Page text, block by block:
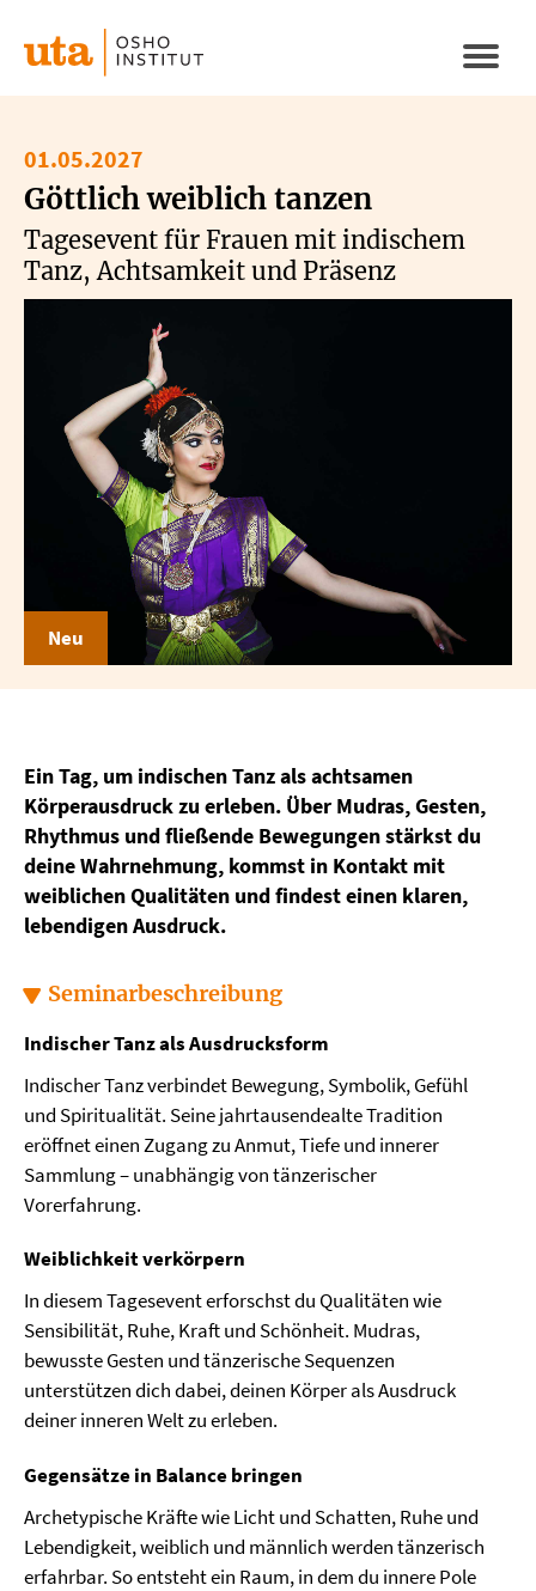
zum
Inhalt
01.05.2027
Göttlich weiblich tanzen
Tagesevent für Frauen mit indischem
Tanz, Achtsamkeit und Präsenz
Neu
Ein Tag, um indischen Tanz als achtsamen
Körperausdruck zu erleben. Über Mudras, Gesten,
Rhythmus und fließende Bewegungen stärkst du
deine Wahrnehmung, kommst in Kontakt mit
weiblichen Qualitäten und findest einen klaren,
lebendigen Ausdruck.
Seminarbeschreibung
Indischer Tanz als Ausdrucksform
Indischer Tanz verbindet Bewegung, Symbolik, Gefühl
und Spiritualität. Seine jahrtausendealte Tradition
eröffnet einen Zugang zu Anmut, Tiefe und innerer
Sammlung – unabhängig von tänzerischer
Vorerfahrung.
Weiblichkeit verkörpern
In diesem Tagesevent erforschst du Qualitäten wie
Sensibilität, Ruhe, Kraft und Schönheit. Mudras,
bewusste Gesten und tänzerische Sequenzen
unterstützen dich dabei, deinen Körper als Ausdruck
deiner inneren Welt zu erleben.
Gegensätze in Balance bringen
Archetypische Kräfte wie Licht und Schatten, Ruhe und
Lebendigkeit, weiblich und männlich werden tänzerisch
erfahrbar. So entsteht ein Raum, in dem du innere Pole